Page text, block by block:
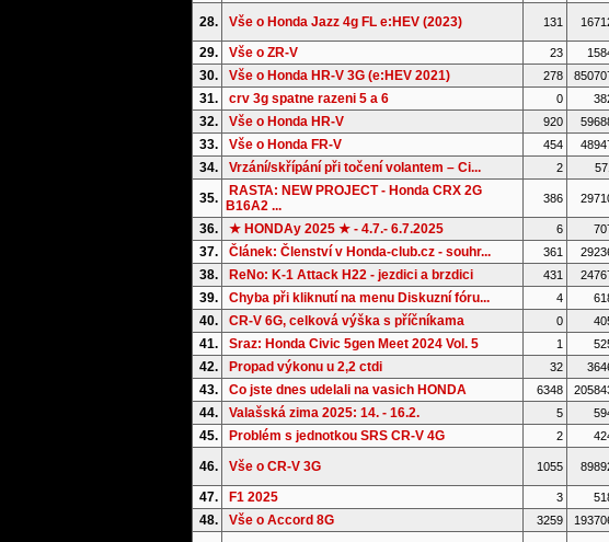
28. Vše o Honda Jazz 4g FL e:HEV (2023) 131
29. Vše o ZR-V 23
30. Vše o Honda HR-V 3G (e:HEV 2021) 278
31. crv 3g spatne razeni 5 a 6 0
32. Vše o Honda HR-V 920
33. Vše o Honda FR-V 454
34. Vrzání/skřípání při točení volantem – Ci... 2
35.
RASTA: NEW PROJECT - Honda CRX 2G
B16A2 ...
386
36. ★ HONDAy 2025 ★ - 4.7.- 6.7.2025 6
37. Článek: Členství v Honda-club.cz - souhr... 361
38. ReNo: K-1 Attack H22 - jezdici a brzdici 431
39. Chyba při kliknutí na menu Diskuzní fóru... 4
40. CR-V 6G, celková výška s příčníkama 0
41. Sraz: Honda Civic 5gen Meet 2024 Vol. 5 1
42. Propad výkonu u 2,2 ctdi 32
43. Co jste dnes udelali na vasich HONDA 6348
44. Valašská zima 2025: 14. - 16.2. 5
45. Problém s jednotkou SRS CR-V 4G 2
46. Vše o CR-V 3G 1055
47. F1 2025 3
48. Vše o Accord 8G 3259